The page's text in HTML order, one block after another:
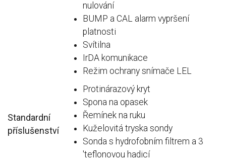
nulování
BUMP a CAL alarm vypršení
platnosti
Svítilna
IrDA komunikace
Režim ochrany snímače LEL
Standardní
příslušenství
Protinárazový kryt
Spona na opasek
Řemínek na ruku
Kuželovitá tryska sondy
Sonda s hydrofobním filtrem a 3
'teflonovou hadicí